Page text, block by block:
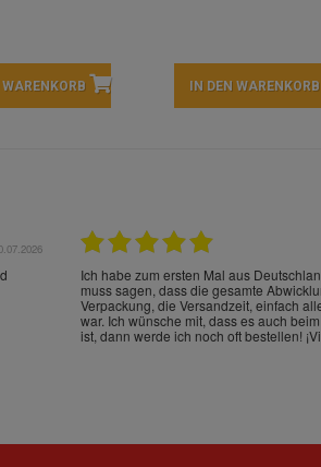
WARENKORB IN DEN WARENKORB
gut
perfect service as always